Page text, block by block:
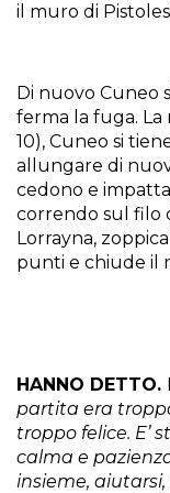
il muro di
Di nuovo Cuneo
ferma la fuga. La
10), Cuneo si
allungare di
cedono e
correndo sul filo
Lorrayna,
punti e chiude il
HANNO DETTO.
partita era
troppo felice. E’
calma e
insieme,